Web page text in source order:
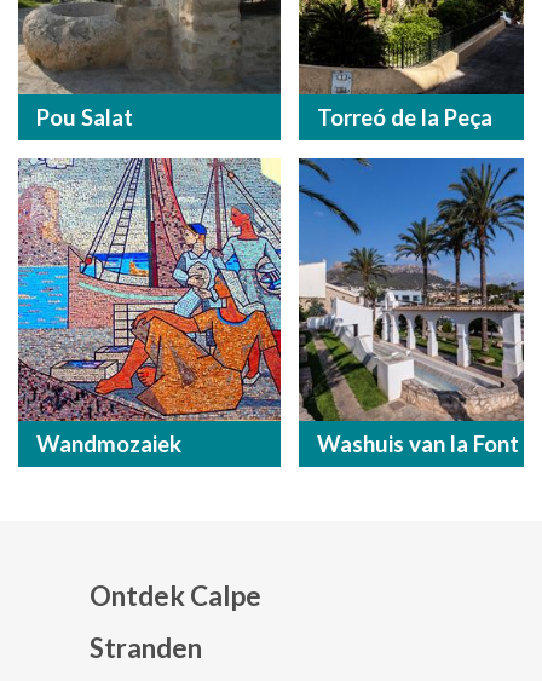
Pou Salat Torreó de la Peça
Wandmozaiek Washuis van la Font
Ontdek Calpe
Stranden